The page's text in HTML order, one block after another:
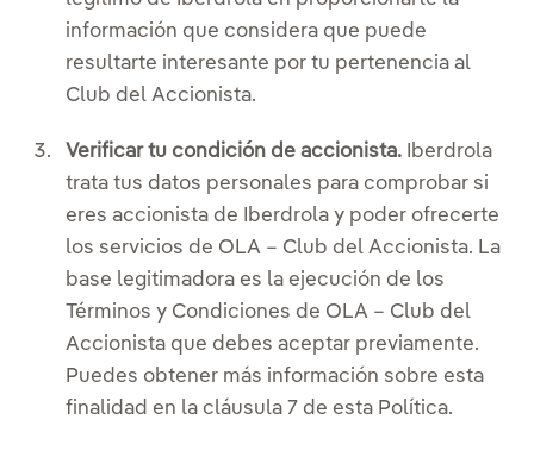
información que considera que puede
resultarte interesante por tu pertenencia al
Club del Accionista.
Verificar tu condición de accionista. Iberdrola
trata tus datos personales para comprobar si
eres accionista de Iberdrola y poder ofrecerte
los servicios de OLA – Club del Accionista. La
base legitimadora es la ejecución de los
Términos y Condiciones de OLA – Club del
Accionista que debes aceptar previamente.
Puedes obtener más información sobre esta
finalidad en la cláusula 7 de esta Política.